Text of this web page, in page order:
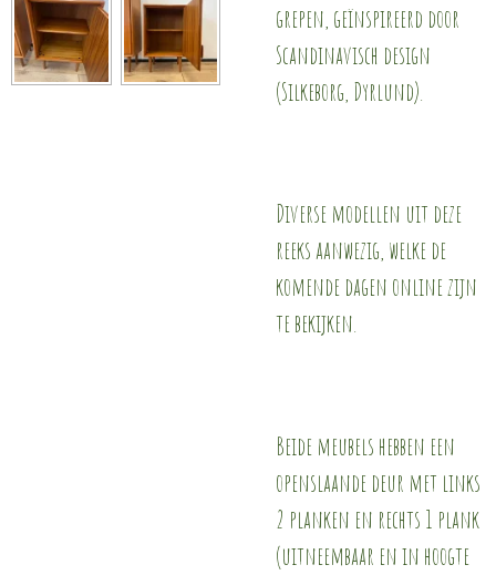
grepen, geïnspireerd door
Scandinavisch design
(Silkeborg, Dyrlund).
Diverse modellen uit deze
reeks aanwezig, welke de
komende dagen online zijn
te bekijken.
Beide meubels hebben een
openslaande deur met links
2 planken en rechts 1 plank
(uitneembaar en in hoogte